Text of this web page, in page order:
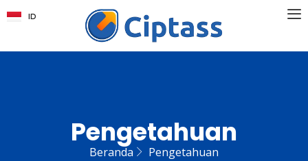
ID
EN
Pengetahuan
Beranda Pengetahuan